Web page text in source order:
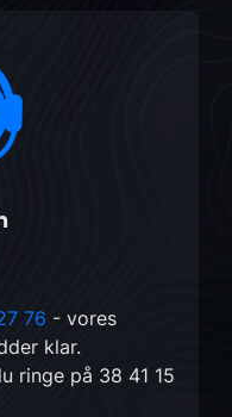
76 - vores
klar.
ringe på 38 41 15